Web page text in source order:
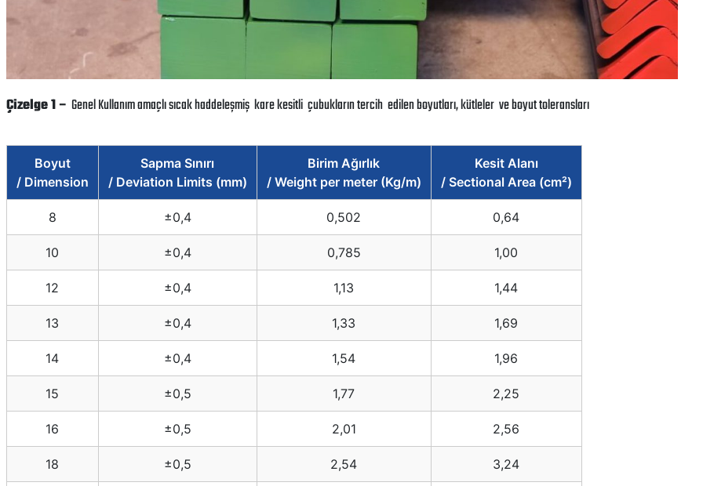
Çizelge 1 – Genel Kullanım amaçlı sıcak haddeleşmiş kare kesitli çubukların tercih edilen boyutları, kütleler ve boyut toleransları
Boyut
/ Dimension
Sapma Sınırı
/ Deviation Limits (mm)
Birim Ağırlık
/ Weight per meter (Kg/m)
Kesit Alanı
/ Sectional Area (cm²)
8 ±0,4 0,502 0,64
10 ±0,4 0,785 1,00
12 ±0,4 1,13 1,44
13 ±0,4 1,33 1,69
14 ±0,4 1,54 1,96
15 ±0,5 1,77 2,25
16 ±0,5 2,01 2,56
18 ±0,5 2,54 3,24